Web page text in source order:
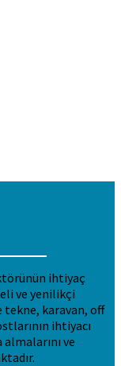
ihtiyaç
ve yenilikçi
tekne, karavan, off
ihtiyacı
ve